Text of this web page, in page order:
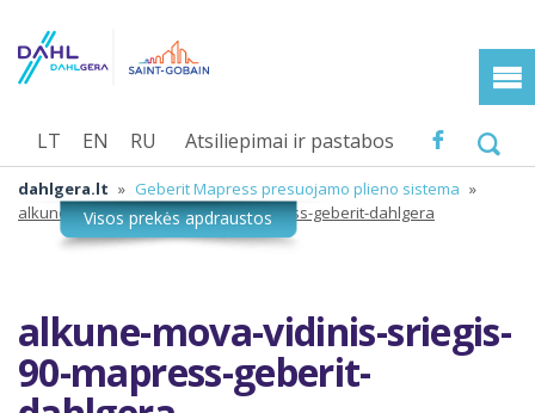
Atsiliepimai ir pastabos
LT EN RU
dahlgera.lt » Geberit Mapress presuojamo plieno sistema »
alkune-mova-vidinis-sriegis-90-mapress-geberit-dahlgera
alkune-mova-vidinis-sriegis-
90-mapress-geberit-